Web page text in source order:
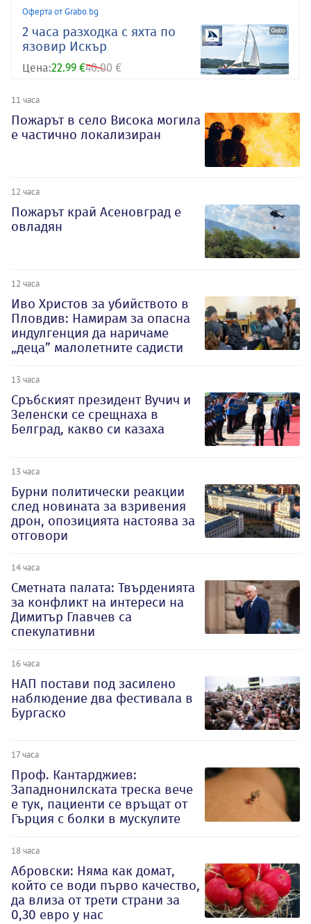
Оферта от Grabo.bg
2 часа разходка с яхта по
язовир Искър
Цена:22.99 €40.00 €
11 часа
Пожарът в село Висока могила
е частично локализиран
12 часа
Пожарът край Асеновград е
овладян
12 часа
Иво Христов за убийството в
Пловдив: Намирам за опасна
индулгенция да наричаме
„деца” малолетните садисти
13 часа
Сръбският президент Вучич и
Зеленски се срещнаха в
Белград, какво си казаха
13 часа
Бурни политически реакции
след новината за взривения
дрон, опозицията настоява за
отговори
14 часа
Сметната палата: Твърденията
за конфликт на интереси на
Димитър Главчев са
спекулативни
16 часа
НАП постави под засилено
наблюдение два фестивала в
Бургаско
17 часа
Проф. Кантарджиев:
Западнонилската треска вече
е тук, пациенти се връщат от
Гърция с болки в мускулите
18 часа
Абровски: Няма как домат,
който се води първо качество,
да влиза от трети страни за
0,30 евро у нас